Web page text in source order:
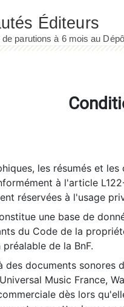
les résumés et
à l'article
réservées à l'usage
une base de
du Code de la
de la BnF.
des documents sonores
Music France,
dès lors